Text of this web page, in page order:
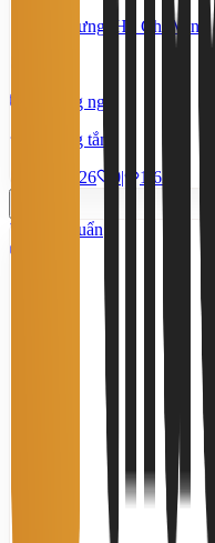
Bình Hưng, Hồ Chí Minh
4 phòng ngủ
4 phòng tắm
10/7/2026
0| 1.628
Tiêu chuẩn